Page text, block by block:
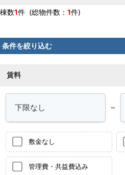
棟数1件 (総物件数： 1件)
条件を絞り込む
賃料
～
敷金なし
管理費・共益費込み